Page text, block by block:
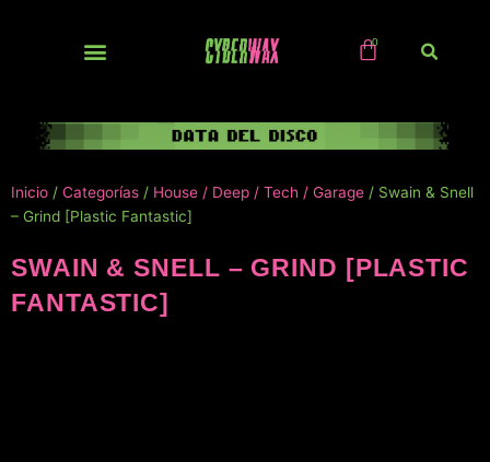
Inicio / Categorías / House / Deep / Tech / Garage / Swain & Snell
– Grind [Plastic Fantastic]
SWAIN & SNELL – GRIND [PLASTIC
FANTASTIC]